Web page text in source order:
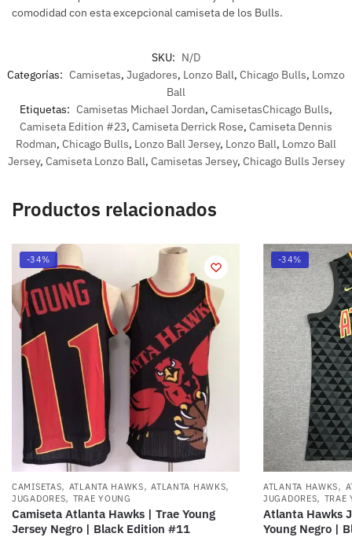
comodidad con esta excepcional camiseta de los Bulls.
SKU: N/D
Categorías: Camisetas, Jugadores, Lonzo Ball, Chicago Bulls, Lomzo
Ball
Etiquetas: Camisetas Michael Jordan, CamisetasChicago Bulls,
Camiseta Edition #23, Camiseta Derrick Rose, Camiseta Dennis
Rodman, Chicago Bulls, Lonzo Ball Jersey, Lonzo Ball, Lomzo Ball
Jersey, Camiseta Lonzo Ball, Camisetas Jersey, Chicago Bulls Jersey
Productos relacionados
-34%
CAMISETAS, ATLANTA HAWKS,ATLANTA HAWKS,
JUGADORES, TRAE YOUNG
Camiseta Atlanta Hawks | Trae Young
Jersey Negro | Black Edition #11
-34%
ATLANTA HAWKS,
JUGADORES, TRAE
Atlanta Hawks
Young Negro |